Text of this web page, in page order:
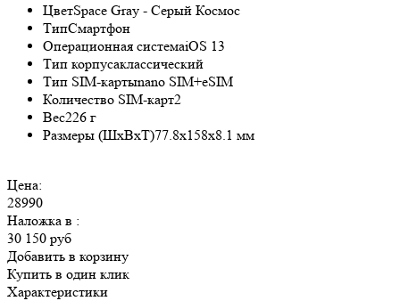
ЦветSpace Gray - Серый Космос
ТипСмартфон
Операционная системаiOS 13
Тип корпусаклассический
Тип SIM-картыnano SIM+eSIM
Количество SIM-карт2
Вес226 г
Размеры (ШxВxТ)77.8x158x8.1 мм
Цена:
28990
Наложка в :
30 150 руб
Добавить в корзину
Купить в один клик
Характеристики